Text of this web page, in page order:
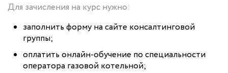
Для зачисления на курс нужно:
заполнить форму на сайте консалтинговой
группы;
оплатить онлайн-обучение по специальности
оператора газовой котельной;